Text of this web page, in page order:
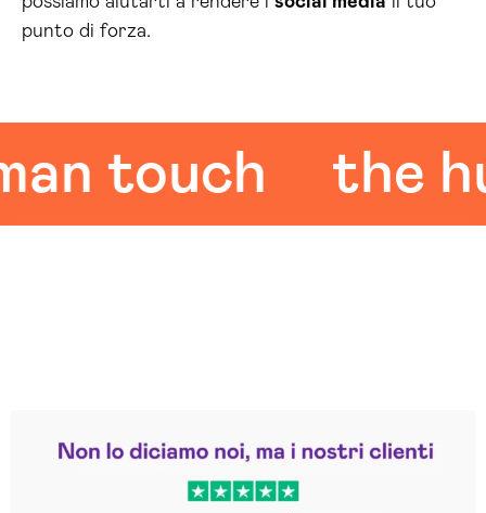
punto di forza.
touch the
Trustpilot